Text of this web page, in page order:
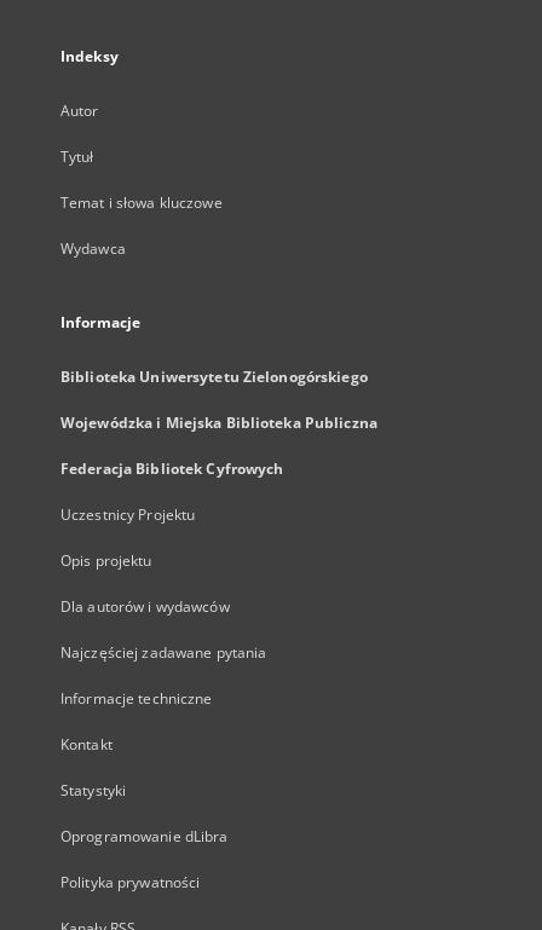
Indeksy
Autor
Tytuł
Temat i słowa kluczowe
Wydawca
Informacje
Biblioteka Uniwersytetu Zielonogórskiego
Wojewódzka i Miejska Biblioteka Publiczna
Federacja Bibliotek Cyfrowych
Uczestnicy Projektu
Opis projektu
Dla autorów i wydawców
Najczęściej zadawane pytania
Informacje techniczne
Kontakt
Statystyki
Oprogramowanie dLibra
Polityka prywatności